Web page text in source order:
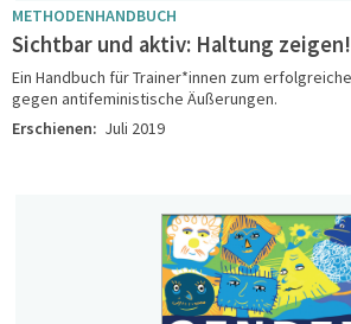
METHODENHANDBUCH
Sichtbar und aktiv: Haltung zeigen!
Ein Handbuch für Trainer*innen zum
gegen antifeministische Äußerungen.
Erschienen: Juli 2019